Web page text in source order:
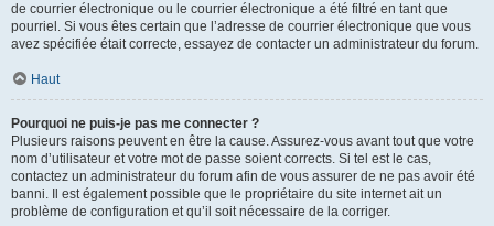
de courrier électronique ou le courrier électronique a été filtré en tant que
pourriel. Si vous êtes certain que l’adresse de courrier électronique que vous
avez spécifiée était correcte, essayez de contacter un administrateur du forum.
Haut
Pourquoi ne puis-je pas me connecter ?
Plusieurs raisons peuvent en être la cause. Assurez-vous avant tout que votre
nom d’utilisateur et votre mot de passe soient corrects. Si tel est le cas,
contactez un administrateur du forum afin de vous assurer de ne pas avoir été
banni. Il est également possible que le propriétaire du site internet ait un
problème de configuration et qu’il soit nécessaire de la corriger.